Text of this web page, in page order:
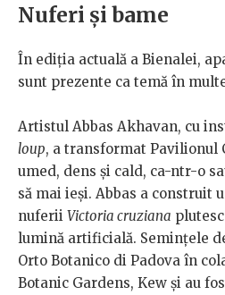
Nuferi și bame
În ediția actuală a Bienalei,
sunt prezente ca temă în
Artistul Abbas Akhavan, cu
loup, a transformat Pavilionul
umed, dens și cald, ca-ntr-o
să mai ieși. Abbas a construit
nuferii Victoria cruziana
lumină artificială. Semințele
Orto Botanico di Padova în
Botanic Gardens, Kew și au